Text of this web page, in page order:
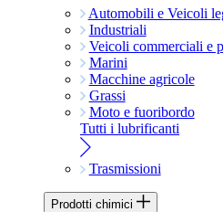
Automobili e Veicoli
Industriali
Veicoli commerciali e
Marini
Macchine agricole
Grassi
Moto e fuoribordo
Tutti i lubrificanti
Trasmissioni
Prodotti chimici